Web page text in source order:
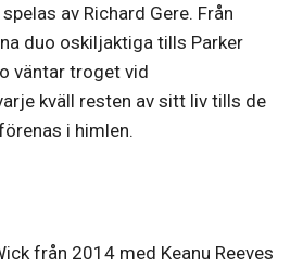
av Richard Gere. Från
duo oskiljaktiga tills Parker
väntar troget vid
kväll resten av sitt liv tills de
i himlen.
från 2014 med Keanu Reeves